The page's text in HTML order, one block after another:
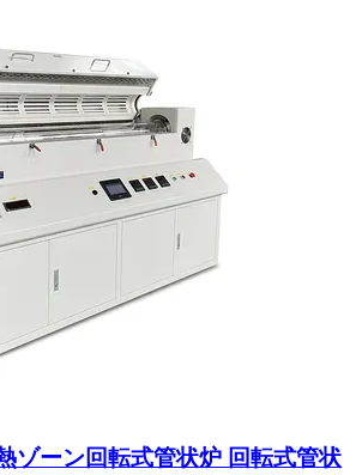
ゾーン回転式管状炉 回転式管状